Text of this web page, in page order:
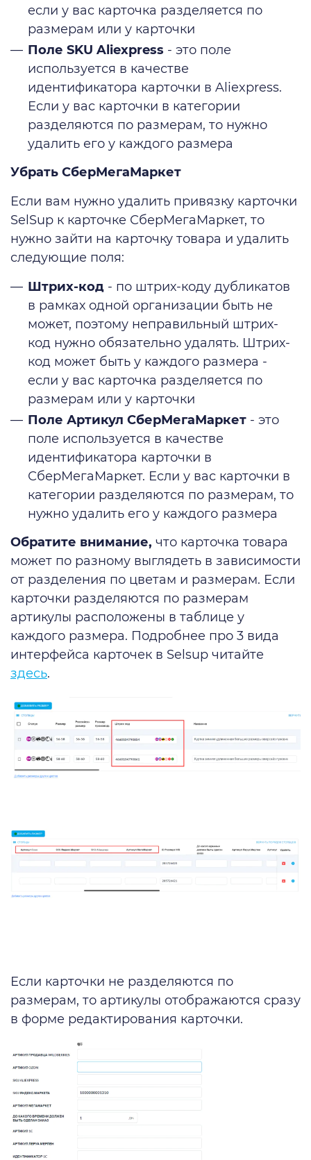
если у вас карточка разделяется по
размерам или у карточки
Поле SKU Aliexpress - это поле
используется в качестве
идентификатора карточки в Aliexpress.
Если у вас карточки в категории
разделяются по размерам, то нужно
удалить его у каждого размера
Убрать СберМегаМаркет
Если вам нужно удалить привязку карточки
SelSup к карточке СберМегаМаркет, то
нужно зайти на карточку товара и удалить
следующие поля:
Штрих-код - по штрих-коду дубликатов
в рамках одной организации быть не
может, поэтому неправильный штрих-
код нужно обязательно удалять. Штрих-
код может быть у каждого размера -
если у вас карточка разделяется по
размерам или у карточки
Поле Артикул СберМегаМаркет - это
поле используется в качестве
идентификатора карточки в
СберМегаМаркет. Если у вас карточки в
категории разделяются по размерам, то
нужно удалить его у каждого размера
Обратите внимание, что карточка товара
может по разному выглядеть в зависимости
от разделения по цветам и размерам. Если
карточки разделяются по размерам
артикулы расположены в таблице у
каждого размера. Подробнее про 3 вида
интерфейса карточек в Selsup читайте
здесь.
Если карточки не разделяются по
размерам, то артикулы отображаются сразу
в форме редактирования карточки.